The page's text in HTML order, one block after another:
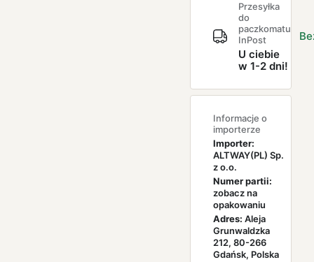
Przesyłka
do
paczkomatu
InPost
U ciebie
w 1-2 dni!
Informacje o
importerze
Importer:
ALTWAY(PL) Sp.
z o.o.
Numer partii:
zobacz na
opakowaniu
Adres: Aleja
Grunwaldzka
212, 80-266
Gdańsk, Polska